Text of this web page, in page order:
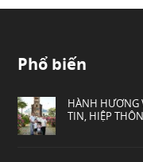
Phổ biến
HÀNH HƯƠNG
TIN, HIỆP